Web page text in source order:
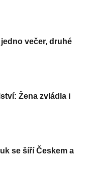
večer, druhé
Žena zvládla i
se šíří Českem a